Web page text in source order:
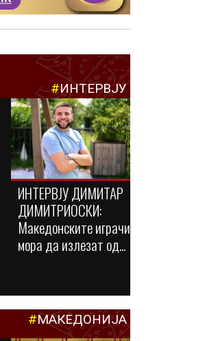
#ИНТЕРВЈУ
ИНТЕРВЈУ ДИМИТАР
ДИМИТРИОСКИ:
Македонските играчи
мора да излезат од...
#МАКЕДОНИЈА